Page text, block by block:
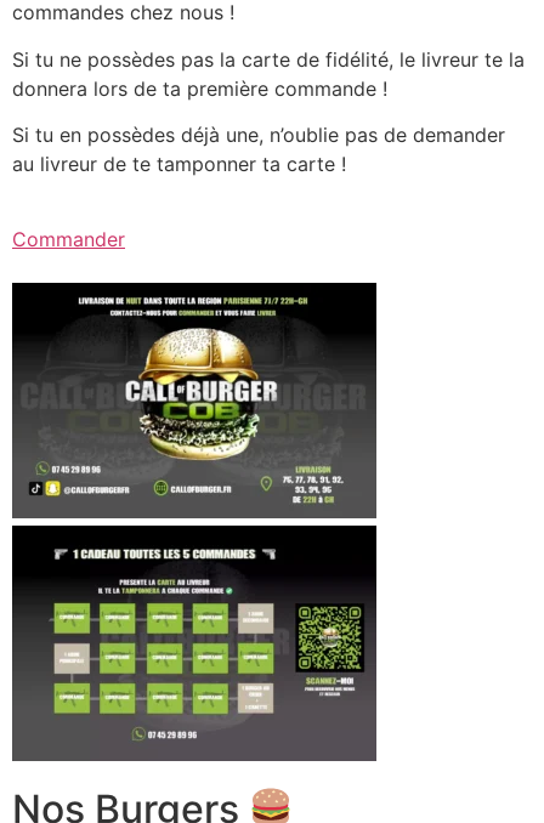
commandes chez nous !
Si tu ne possèdes pas la carte de fidélité, le livreur te la
donnera lors de ta première commande !
Si tu en possèdes déjà une, n’oublie pas de demander
au livreur de te tamponner ta carte !
Commander
Nos Burgers